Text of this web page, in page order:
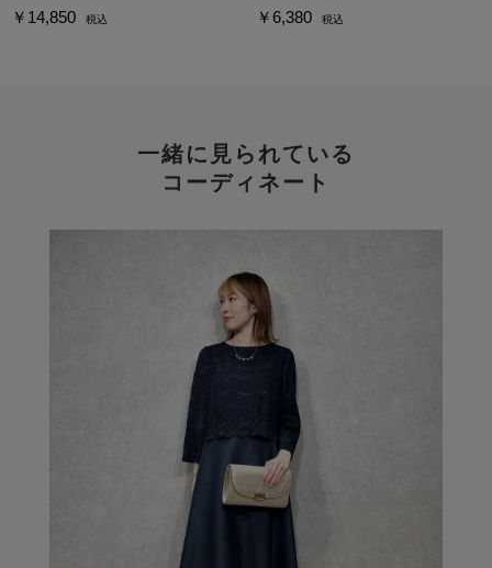
￥14,850 税込 ￥6,380 税込
一緒に見られている
コーディネート